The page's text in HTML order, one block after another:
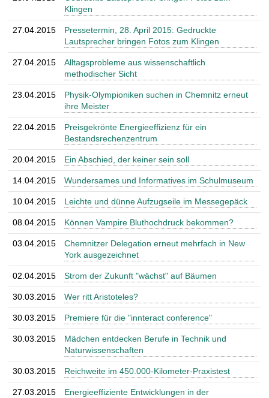
Klingen
27.04.2015
Pressetermin, 28. April 2015: Gedruckte
Lautsprecher bringen Fotos zum Klingen
27.04.2015
Alltagsprobleme aus wissenschaftlich
methodischer Sicht
23.04.2015
Physik-Olympioniken suchen in Chemnitz erneut
ihre Meister
22.04.2015
Preisgekrönte Energieeffizienz für ein
Bestandsrechenzentrum
20.04.2015 Ein Abschied, der keiner sein soll
14.04.2015 Wundersames und Informatives im Schulmuseum
10.04.2015 Leichte und dünne Aufzugseile im Messegepäck
08.04.2015 Können Vampire Bluthochdruck bekommen?
03.04.2015
Chemnitzer Delegation erneut mehrfach in New
York ausgezeichnet
02.04.2015 Strom der Zukunft "wächst" auf Bäumen
30.03.2015 Wer ritt Aristoteles?
30.03.2015 Premiere für die "innteract conference"
30.03.2015
Mädchen entdecken Berufe in Technik und
Naturwissenschaften
30.03.2015 Reichweite im 450.000-Kilometer-Praxistest
27.03.2015
Energieeffiziente Entwicklungen in der